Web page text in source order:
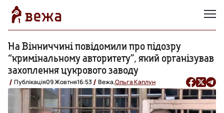
На Вінниччині повідомили про підозру
“кримінальному авторитету”, який організував
захоплення цукрового заводу
Публікація09 Жовтня16:53 Вежа,Ольга Каплун